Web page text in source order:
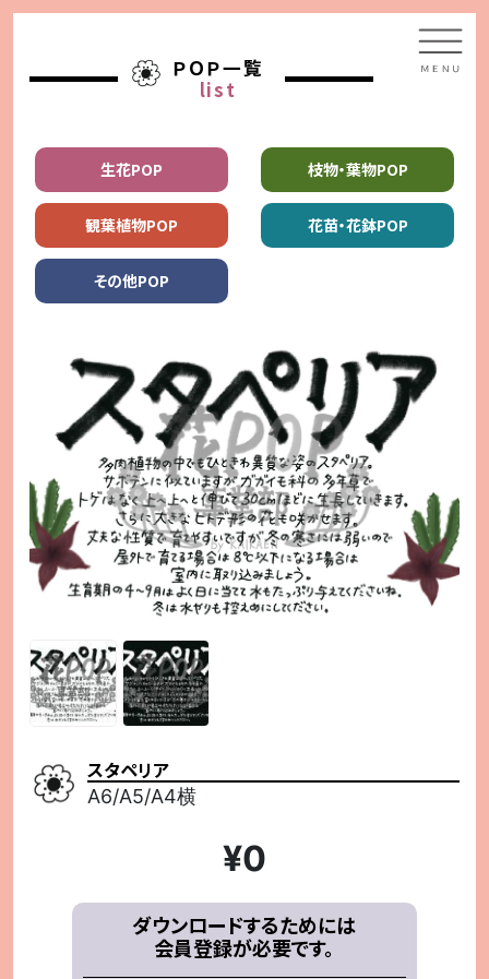
ＰＯＰ一覧
list
生花POP 枝物・葉物POP
観葉植物POP 花苗・花鉢POP
その他POP
スタペリア
A6/A5/A4横
¥0
ダウンロードするためには
会員登録が必要です。